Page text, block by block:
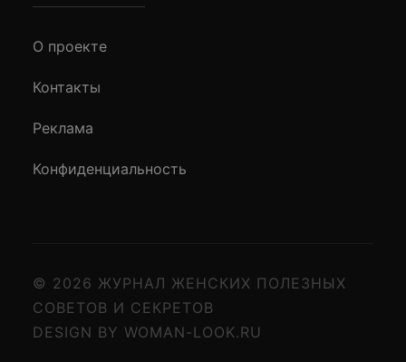
О проекте
Контакты
Реклама
Конфиденциальность
© 2026 ЖУРНАЛ ЖЕНСКИХ ПОЛЕЗНЫХ
СОВЕТОВ И СЕКРЕТОВ
DESIGN BY WOMAN-LOOK.RU